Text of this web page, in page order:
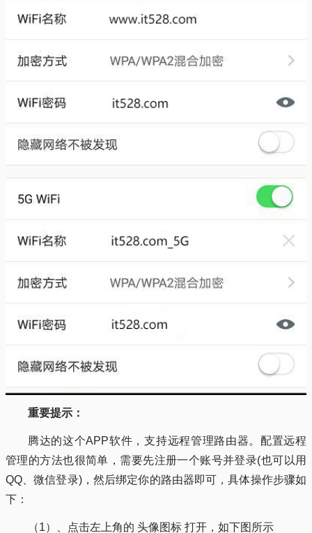
重要提示：
腾达的这个APP软件，支持远程管理路由器。配置远程
管理的方法也很简单，需要先注册一个账号并登录(也可以用
QQ、微信登录)，然后绑定你的路由器即可，具体操作步骤如
下：
（1）、点击左上角的 头像图标 打开，如下图所示